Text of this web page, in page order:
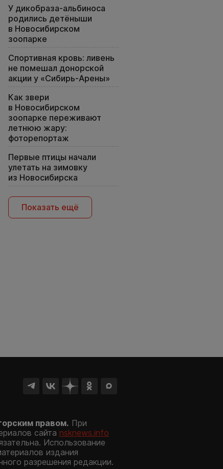
У дикобраза-альбиноса
родились детёныши
в Новосибирском
зоопарке
Спортивная кровь: ливень
не помешал донорской
акции у «Сибирь-Арены»
Как звери
в Новосибирском
зоопарке переживают
летнюю жару:
фоторепортаж
Первые птицы начали
улетать на зимовку
из Новосибирска
Показать ещё
правом. При
сайта nsknews.info
Использование
издания
разрешения редакции.